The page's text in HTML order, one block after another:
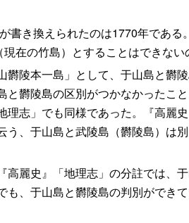
き換えられたのは1770年である
在の竹島）とすることはできない
陵本一島」として、于山島と欝
欝陵島の区別がつかなかったこ
志」でも同様であった。『高麗
、于山島と武陵島（欝陵島）は
麗史』「地理志」の分註では、
、于山島と欝陵島の判別ができ